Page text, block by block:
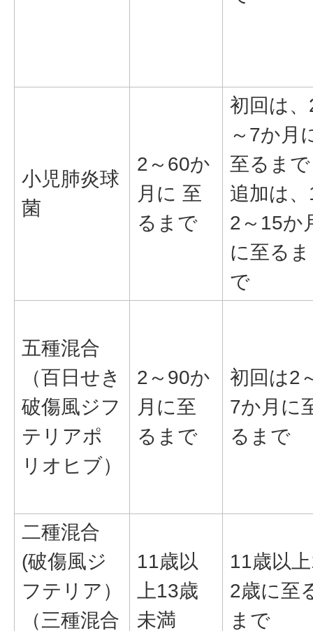
小児肺炎球
菌
2～60か
月に 至
るまで
初回は、
～7か月
至るまで
追加は、
2～15か
に至るま
で
五種混合
（百日せき
破傷風ジフ
テリアポ
リオヒブ）
2～90か
月に至
るまで
初回は2
7か月に
るまで
二種混合
(破傷風ジ
フテリア）
（三種混合
11歳以
上13歳
未満
11歳以
2歳に至
まで